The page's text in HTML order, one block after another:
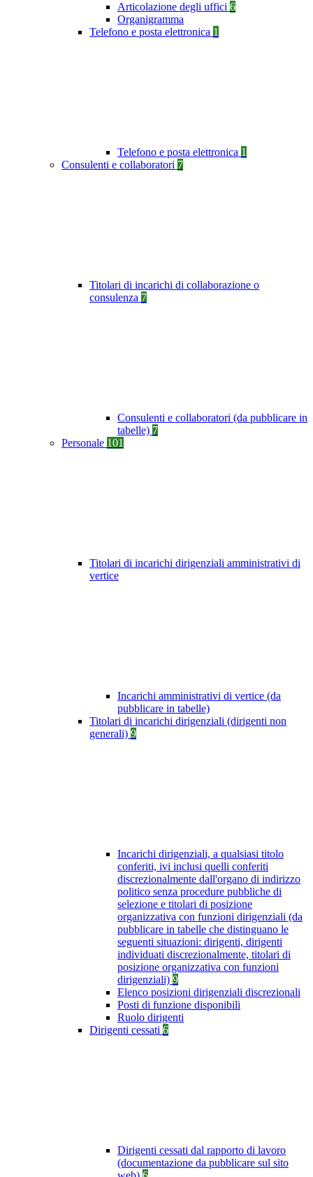
Articolazione degli uffici 6
Organigramma
Telefono e posta elettronica 1
Telefono e posta elettronica 1
Consulenti e collaboratori 7
Titolari di incarichi di collaborazione o
consulenza 7
Consulenti e collaboratori (da pubblicare in
tabelle) 7
Personale 101
Titolari di incarichi dirigenziali amministrativi di
vertice
Incarichi amministrativi di vertice (da
pubblicare in tabelle)
Titolari di incarichi dirigenziali (dirigenti non
generali) 9
Incarichi dirigenziali, a qualsiasi titolo
conferiti, ivi inclusi quelli conferiti
discrezionalmente dall'organo di indirizzo
politico senza procedure pubbliche di
selezione e titolari di posizione
organizzativa con funzioni dirigenziali (da
pubblicare in tabelle che distinguano le
seguenti situazioni: dirigenti, dirigenti
individuati discrezionalmente, titolari di
posizione organizzativa con funzioni
dirigenziali) 9
Elenco posizioni dirigenziali discrezionali
Posti di funzione disponibili
Ruolo dirigenti
Dirigenti cessati 6
Dirigenti cessati dal rapporto di lavoro
(documentazione da pubblicare sul sito